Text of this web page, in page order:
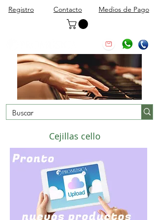
Registro Contacto Medios de Pago
Cejillas cello